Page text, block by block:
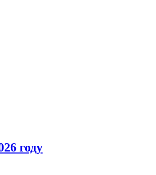
году